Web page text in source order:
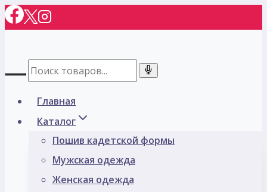
Перейти
к
Главная
Каталог
Пошив кадетской формы
Мужская одежда
Женская одежда